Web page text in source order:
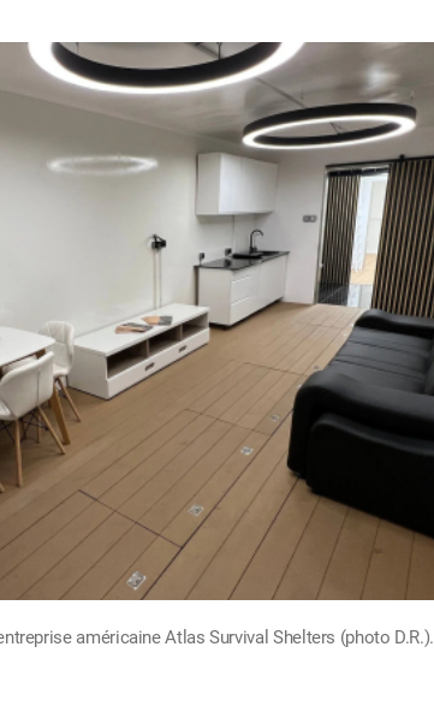
américaine Atlas Survival Shelters (photo D.R.).